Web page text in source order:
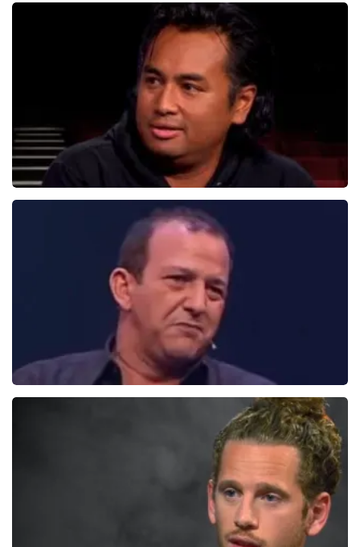
Christel De Laat
reviews
Daniel Arends
876+ reviews
BEKIJKEN